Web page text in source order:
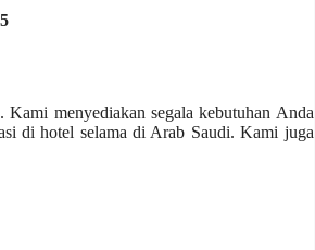
menyediakan segala kebutuhan Anda
di hotel selama di Arab Saudi. Kami juga